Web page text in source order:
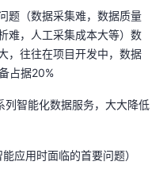
题（数据采集难，数据质量
难，人工采集成本大等）数
，往往在项目开发中，数据
占据20%
智能化数据服务，大大降低
应用时面临的首要问题）